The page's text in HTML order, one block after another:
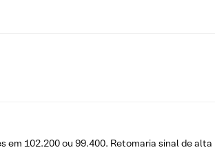
em 102.200 ou 99.400. Retomaria sinal de alta